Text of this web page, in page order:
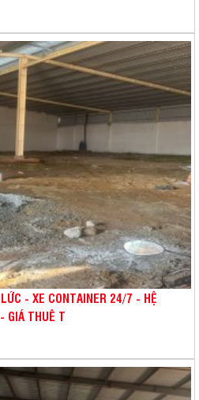
- XE CONTAINER 24/7 - HỆ
GIÁ THUÊ T